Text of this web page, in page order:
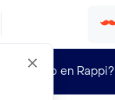
¿Nuevo en Rappi?